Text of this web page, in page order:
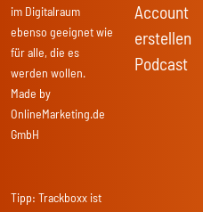
im Digitalraum
ebenso geeignet wie
für alle, die es
werden wollen.
Made by
OnlineMarketing.de
GmbH
Tipp: Trackboxx ist
Account
erstellen
Podcast